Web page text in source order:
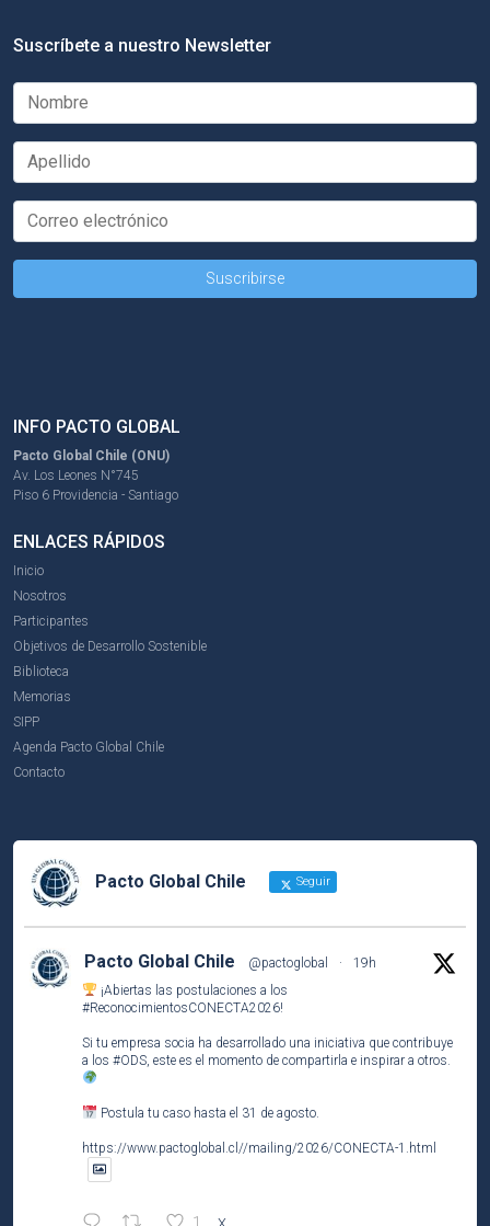
Suscríbete a nuestro Newsletter
INFO PACTO GLOBAL
Pacto Global Chile (ONU)
Av. Los Leones N°745
Piso 6 Providencia - Santiago
ENLACES RÁPIDOS
Inicio
Nosotros
Participantes
Objetivos de Desarrollo Sostenible
Biblioteca
Memorias
SIPP
Agenda Pacto Global Chile
Contacto
Pacto Global Chile Seguir
Pacto Global Chile @pactoglobal ·
19h
¡Abiertas las postulaciones a los
#ReconocimientosCONECTA2026!
Si tu empresa socia ha desarrollado una iniciativa que contribuye
a los #ODS, este es el momento de compartirla e inspirar a otros.
Postula tu caso hasta el 31 de agosto.
https://www.pactoglobal.cl//mailing/2026/CONECTA-1.html